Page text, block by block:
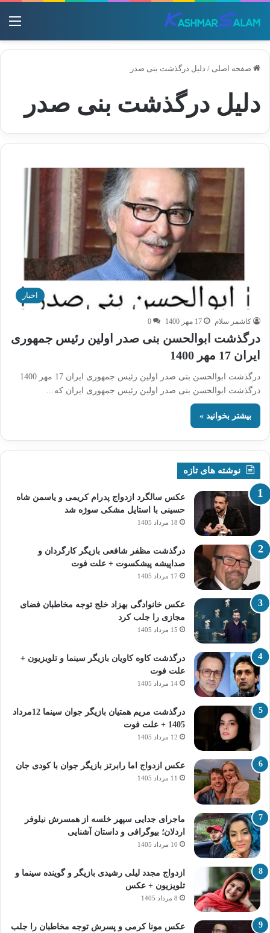
صفحه اصلی / دلیل درگذشت بنی صدر
دلیل درگذشت بنی صدر
اخبار
کاشمر سلام 17 مهر 1400 0
درگذشت ابوالحسن بنی صدر اولین رئیس جمهوری
ایران 17 مهر 1400
درگذشت ابوالحسن بنی صدر اولین رئیس جمهوری ایران 17 مهر 1400
درگذشت ابوالحسن بنی صدر اولین رئیس جمهوری ایران که…
بیشتر بخوانید »
نوشته های تازه
عکس سالگرد ازدواج پدرام کریمی و یاسمن شاه‌
حسینی با استایل مشکی سوژه شد
18 مرداد 1405
درگذشت مظفر شافعی بازیگر کارگردان و
صداپیشه پیشکسوت + علت فوت
17 مرداد 1405
عکس خانوادگی بهزاد خلج توجه مخاطبان فضای
مجازی را جلب کرد
15 مرداد 1405
درگذشت کاوه کاویان بازیگر سینما و تلویزیون +
علت فوت
14 مرداد 1405
درگذشت مریم همتیان بازیگر جوان سینما 12مرداد
1405 + علت فوت
12 مرداد 1405
عکس ازدواج اما رابرتز بازیگر جوان با کودی جان
11 مرداد 1405
ماجرای جدایی سپهر خلسه از همسرش نیلوفر
اردلان؛ بیوگرافی و داستان آشنایی
10 مرداد 1405
ازدواج مجدد لیلی رشیدی بازیگر و گوینده سینما و
تلویزیون + عکس
8 مرداد 1405
عکس مونا کرمی و پسرش توجه مخاطبان را جلب